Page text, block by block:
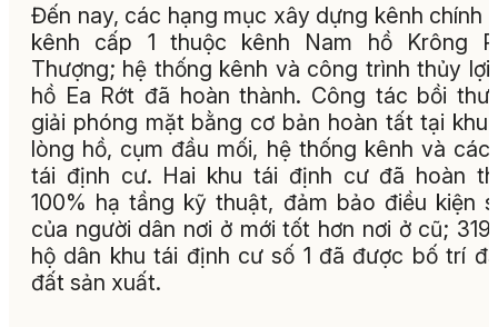
Đến nay, các hạng mục xây dựng kênh chính
kênh cấp 1 thuộc kênh Nam hồ Krông
Thượng; hệ thống kênh và công trình thủy lợi
hồ Ea Rớt đã hoàn thành. Công tác bồi
giải phóng mặt bằng cơ bản hoàn tất tại khu
lòng hồ, cụm đầu mối, hệ thống kênh và các
tái định cư. Hai khu tái định cư đã hoàn
100% hạ tầng kỹ thuật, đảm bảo điều kiện
của người dân nơi ở mới tốt hơn nơi ở cũ;
hộ dân khu tái định cư số 1 đã được bố trí
đất sản xuất.